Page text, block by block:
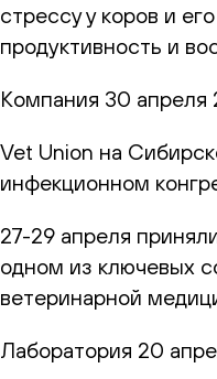
стрессу у коров и
продуктивность и
Компания 30 апреля
Vet Union на
инфекционном
27-29 апреля
одном из ключевых
ветеринарной
Лаборатория 20